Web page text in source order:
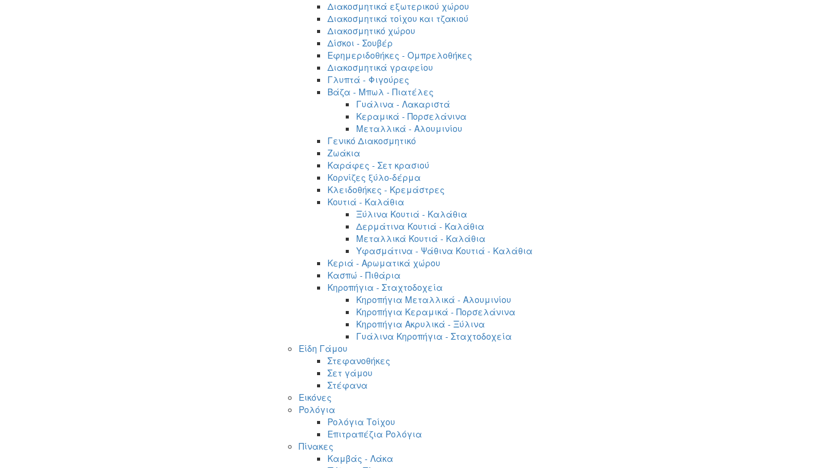
Διακοσμητικά εξωτερικού χώρου
Διακοσμητικά τοίχου και τζακιού
Διακοσμητικό χώρου
Δίσκοι - Σουβέρ
Εφημεριδοθήκες - Ομπρελοθήκες
Διακοσμητικά γραφείου
Γλυπτά - Φιγούρες
Βάζα - Μπωλ - Πιατέλες
Γυάλινα - Λακαριστά
Κεραμικά - Πορσελάνινα
Μεταλλικά - Αλουμινίου
Γενικό Διακοσμητικό
Ζωάκια
Καράφες - Σετ κρασιού
Κορνίζες ξύλο-δέρμα
Κλειδοθήκες - Κρεμάστρες
Κουτιά - Καλάθια
Ξύλινα Κουτιά - Καλάθια
Δερμάτινα Κουτιά - Καλάθια
Μεταλλικά Κουτιά - Καλάθια
Υφασμάτινα - Ψάθινα Κουτιά - Καλάθια
Κεριά - Αρωματικά χώρου
Κασπώ - Πιθάρια
Κηροπήγια - Σταχτοδοχεία
Κηροπήγια Μεταλλικά - Αλουμινίου
Κηροπήγια Κεραμικά - Πορσελάνινα
Κηροπήγια Ακρυλικά - Ξύλινα
Γυάλινα Κηροπήγια - Σταχτοδοχεία
Είδη Γάμου
Στεφανοθήκες
Σετ γάμου
Στέφανα
Εικόνες
Ρολόγια
Ρολόγια Τοίχου
Επιτραπέζια Ρολόγια
Πίνακες
Καμβάς - Λάκα